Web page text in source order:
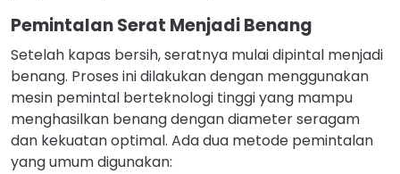
Pemintalan Serat Menjadi Benang
Setelah kapas bersih, seratnya mulai dipintal menjadi
benang. Proses ini dilakukan dengan menggunakan
mesin pemintal berteknologi tinggi yang mampu
menghasilkan benang dengan diameter seragam
dan kekuatan optimal. Ada dua metode pemintalan
yang umum digunakan: